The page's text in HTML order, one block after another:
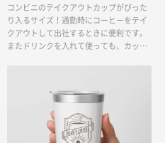
コンビニのテイクアウトカップがぴった
り入るサイズ！通勤時にコーヒーをテイ
クアウトして出社するときに便利です。
またドリンクを入れて使っても、カップ
素材もステンレス（18-8）を使用し、錆び
にくく、臭いもつきにくいのも嬉しいポ
イントです。高級感のあるマットな仕上
がりなので、男女問わず、様々なシーン